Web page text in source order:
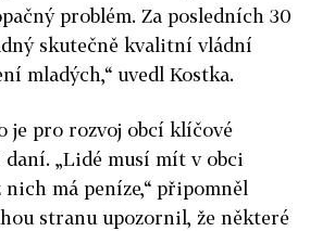
problém. Za posledních 30
skutečně kvalitní vládní
mladých,“ uvedl Kostka.
je pro rozvoj obcí klíčové
„Lidé musí mít v obci
má peníze,“ připomněl
stranu upozornil, že některé